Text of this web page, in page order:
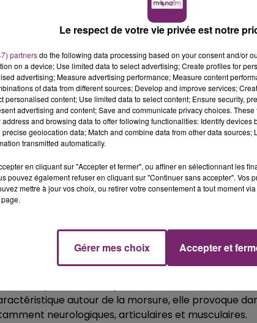
shit, on meth etc. they
disease, not only that
skin, brain function,
further in a docu
that I've been battling
getting the right
and I will be back and
de tiques infectées par une bactérie (borréliose).
autour de la morsure, elle provoque
neurologiques, articulaires et musculaires.
Le respect de votre vie privée est notre
partnersdo the following data processing based on your consent and/or
on a device; Use limited data to select advertising; Create profiles for
advertising; Measure advertising performance; Measure content
of data from different sources; Develop and improve services;
personalised content; Use limited data to select content; Ensure security,
advertising and content; Save and communicate privacy choices.
address and browsing data to offer following functionalities: Identify devices
geolocation data; Match and combine data from other data sources;
transmitted automatically.
en cliquant sur "Accepter et fermer", ou affiner en sélectionnant les
pouvez également refuser en cliquant sur "Continuer sans accepter". Vos
mettre à jour vos choix, ou retirer votre consentement à tout moment
Gérer mes choix Accepter et